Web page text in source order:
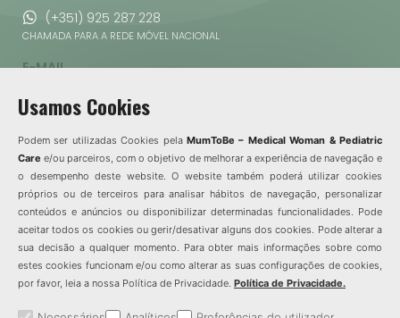
(+351) 925 287 228
CHAMADA PARA A REDE MÓVEL NACIONAL
E-MAIL
HORÁRIO DE FUNCIONAMENTO
SEX
9h00 – 20h00
QUARTA
9h00-20h00
8h30 - 12h30
DOMINGO
Encerrado
REDES SOCIAIS
Usamos Cookies
Podem ser utilizadas Cookies pela MumToBe – Medical Woman & Pediatric
Care e/ou parceiros, com o objetivo de melhorar a experiência de navegação e
o desempenho deste website. O website também poderá utilizar cookies
próprios ou de terceiros para analisar hábitos de navegação, personalizar
conteúdos e anúncios ou disponibilizar determinadas funcionalidades. Pode
aceitar todos os cookies ou gerir/desativar alguns dos cookies. Pode alterar a
sua decisão a qualquer momento. Para obter mais informações sobre como
estes cookies funcionam e/ou como alterar as suas configurações de cookies,
por favor, leia a nossa Política de Privacidade. Política de Privacidade.